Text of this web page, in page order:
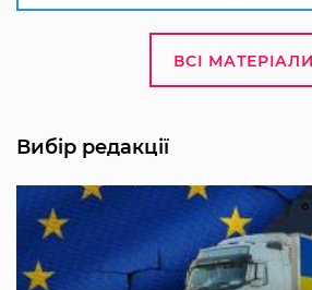
ВСІ МАТЕРІАЛИ
Вибір редакції